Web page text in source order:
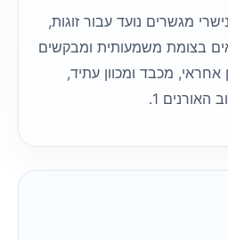
מגשרים נועד עבור זוגות,
בצומת משמעותית ומבקשים
מכבד ומכוון עתיד,
1.